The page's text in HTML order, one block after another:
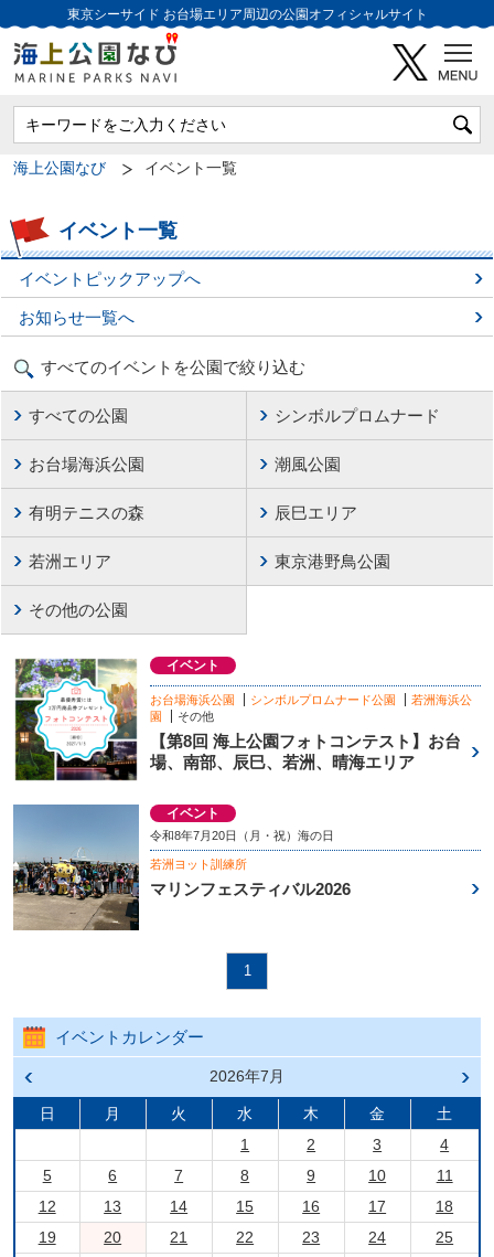
東京シーサイド お台場エリア周辺の公園オフィシャルサイト
海上公園なび イベント一覧
イベント一覧
イベントピックアップへ
お知らせ一覧へ
すべてのイベントを公園で絞り込む
すべての公園 シンボルプロムナード
お台場海浜公園 潮風公園
有明テニスの森 辰巳エリア
若洲エリア 東京港野鳥公園
その他の公園
イベント
お台場海浜公園 シンボルプロムナード公園
若洲海浜公
園
その他
【第8回 海上公園フォトコンテスト】お台
場、南部、辰巳、若洲、晴海エリア
イベント
令和8年7月20日（月・祝）海の日
若洲ヨット訓練所
マリンフェスティバル2026
1
イベントカレンダー
前の
戻る
2026年7月
次の
進む
日 月 火 水 木 金
土
1
2 3
4
5
6 7 8 9 10
11
12
13 14 15 16 17
18
19
20 21 22 23 24
25